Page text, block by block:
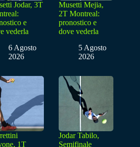
Jodar, 3T
e
vederla
6 Agosto
2026
Musetti Mejia,
2T Montreal:
pronostico e
dove vederla
5 Agosto
2026
1T
Jodar Tabilo,
Semifinale